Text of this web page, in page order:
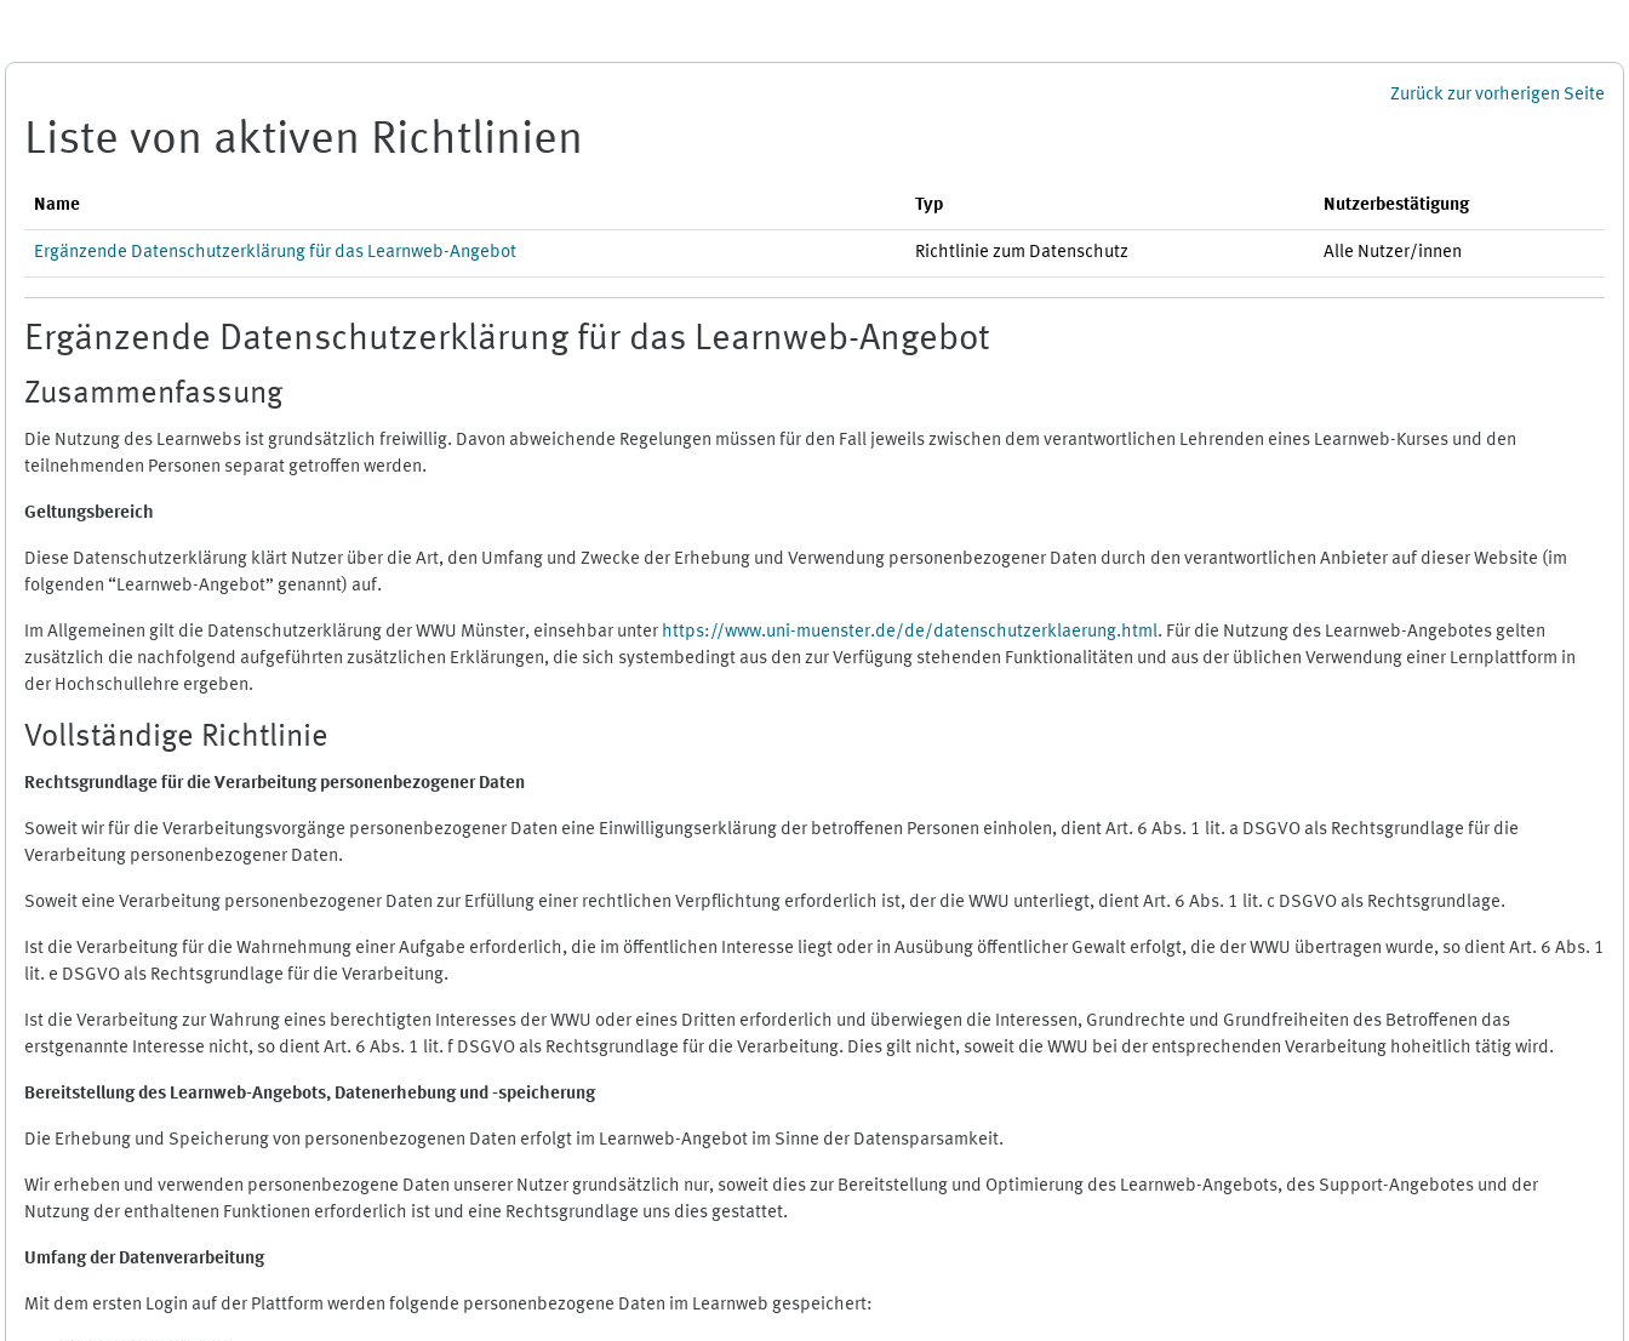
Zurück zur vorherigen Seite
Liste von aktiven Richtlinien
Name Typ Nutzerbestätigung
Ergänzende Datenschutzerklärung für das Learnweb-Angebot Richtlinie zum Datenschutz Alle Nutzer/innen
Ergänzende Datenschutzerklärung für das Learnweb-Angebot
Zusammenfassung
Die Nutzung des Learnwebs ist grundsätzlich freiwillig. Davon abweichende Regelungen müssen für den Fall jeweils zwischen dem verantwortlichen Lehrenden eines Learnweb-Kurses und den
teilnehmenden Personen separat getroffen werden.
Geltungsbereich
Diese Datenschutzerklärung klärt Nutzer über die Art, den Umfang und Zwecke der Erhebung und Verwendung personenbezogener Daten durch den verantwortlichen Anbieter auf dieser Website (im
folgenden “Learnweb-Angebot” genannt) auf.
Im Allgemeinen gilt die Datenschutzerklärung der WWU Münster, einsehbar unter https://www.uni-muenster.de/de/datenschutzerklaerung.html. Für die Nutzung des Learnweb-Angebotes gelten
zusätzlich die nachfolgend aufgeführten zusätzlichen Erklärungen, die sich systembedingt aus den zur Verfügung stehenden Funktionalitäten und aus der üblichen Verwendung einer Lernplattform in
der Hochschullehre ergeben.
Vollständige Richtlinie
Rechtsgrundlage für die Verarbeitung personenbezogener Daten
Soweit wir für die Verarbeitungsvorgänge personenbezogener Daten eine Einwilligungserklärung der betroffenen Personen einholen, dient Art. 6 Abs. 1 lit. a DSGVO als Rechtsgrundlage für die
Verarbeitung personenbezogener Daten.
Soweit eine Verarbeitung personenbezogener Daten zur Erfüllung einer rechtlichen Verpflichtung erforderlich ist, der die WWU unterliegt, dient Art. 6 Abs. 1 lit. c DSGVO als Rechtsgrundlage.
Ist die Verarbeitung für die Wahrnehmung einer Aufgabe erforderlich, die im öffentlichen Interesse liegt oder in Ausübung öffentlicher Gewalt erfolgt, die der WWU übertragen wurde, so dient Art. 6 Abs. 1
lit. e DSGVO als Rechtsgrundlage für die Verarbeitung.
Ist die Verarbeitung zur Wahrung eines berechtigten Interesses der WWU oder eines Dritten erforderlich und überwiegen die Interessen, Grundrechte und Grundfreiheiten des Betroffenen das
erstgenannte Interesse nicht, so dient Art. 6 Abs. 1 lit. f DSGVO als Rechtsgrundlage für die Verarbeitung. Dies gilt nicht, soweit die WWU bei der entsprechenden Verarbeitung hoheitlich tätig wird.
Bereitstellung des Learnweb-Angebots, Datenerhebung und -speicherung
Die Erhebung und Speicherung von personenbezogenen Daten erfolgt im Learnweb-Angebot im Sinne der Datensparsamkeit.
Wir erheben und verwenden personenbezogene Daten unserer Nutzer grundsätzlich nur, soweit dies zur Bereitstellung und Optimierung des Learnweb-Angebots, des Support-Angebotes und der
Nutzung der enthaltenen Funktionen erforderlich ist und eine Rechtsgrundlage uns dies gestattet.
Umfang der Datenverarbeitung
Mit dem ersten Login auf der Plattform werden folgende personenbezogene Daten im Learnweb gespeichert: